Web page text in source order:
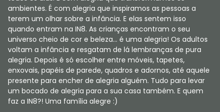
ambientes. É com alegria que inspiramos as pessoas a
terem um olhar sobre a infância. E elas sentem isso
quando entram na IN8. As crianças encontram o seu
universo cheio de cor e beleza... é uma alegria! Os adultos
voltam a infância e resgatam de lá lembranças de pura
alegria. Depois é só escolher entre móveis, tapetes,
enxovais, papéis de parede, quadros e adornos, até aquele
presente para encher de alegria alguém. Tudo para levar
um bocado de alegria para a sua casa também. E quem
faz a IN8?! Uma família alegre :)